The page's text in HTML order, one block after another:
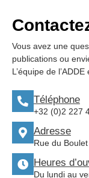
Vous avez une
publications ou
L’équipe de
Téléphone
+32 (0)2 227
Adresse
Rue du
Heures
Du lundi au